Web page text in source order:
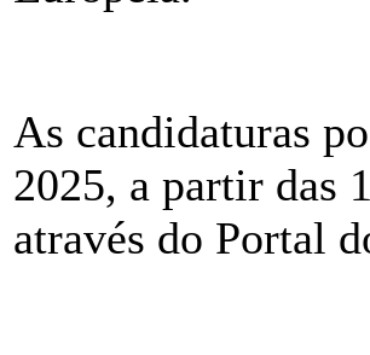
As candidaturas
2025, a partir das
através do Portal